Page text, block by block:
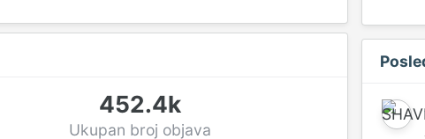
452.4k
Ukupan broj objava